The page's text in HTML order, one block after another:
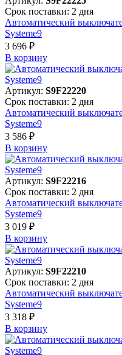
Срок поставки: 2 дня
Автоматический
Systeme9
3 696 ₽
В корзинy
Артикул: S9F22220
Срок поставки: 2 дня
Автоматический
Systeme9
3 586 ₽
В корзинy
Артикул: S9F22216
Срок поставки: 2 дня
Автоматический
Systeme9
3 019 ₽
В корзинy
Артикул: S9F22210
Срок поставки: 2 дня
Автоматический
Systeme9
3 318 ₽
В корзинy